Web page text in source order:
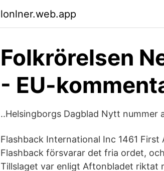
lonlner.web.app
Folkrörelsen
- EU-
..Helsingborgs Dagblad Nytt nummer
Flashback International Inc 1461 First
Flashback försvarar det fria ordet,
Tillslaget var enligt Aftonbladet riktat